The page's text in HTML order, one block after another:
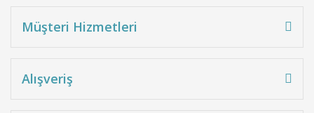
Müşteri Hizmetleri
Alışveriş